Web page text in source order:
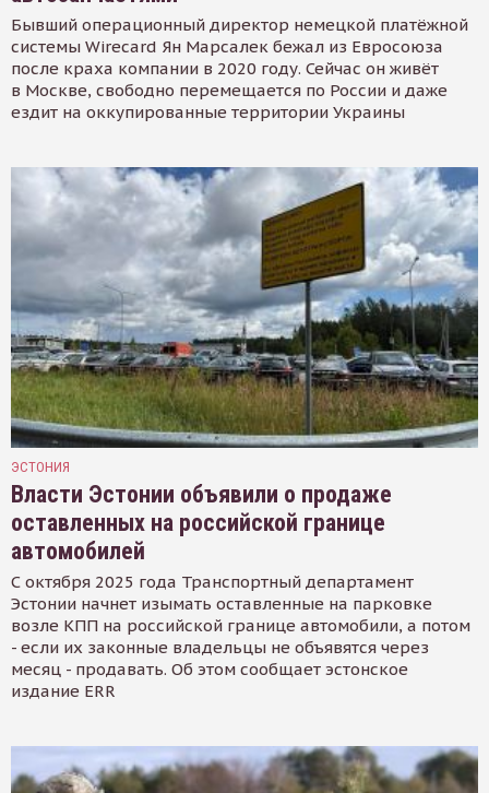
Бывший операционный директор немецкой платёжной
системы Wirecard Ян Марсалек бежал из Евросоюза
после краха компании в 2020 году. Сейчас он живёт
в Москве, свободно перемещается по России и даже
ездит на оккупированные территории Украины
ЭСТОНИЯ
Власти Эстонии объявили о продаже
оставленных на российской границе
автомобилей
С октября 2025 года Транспортный департамент
Эстонии начнет изымать оставленные на парковке
возле КПП на российской границе автомобили, а потом
- если их законные владельцы не объявятся через
месяц - продавать. Об этом сообщает эстонское
издание ERR